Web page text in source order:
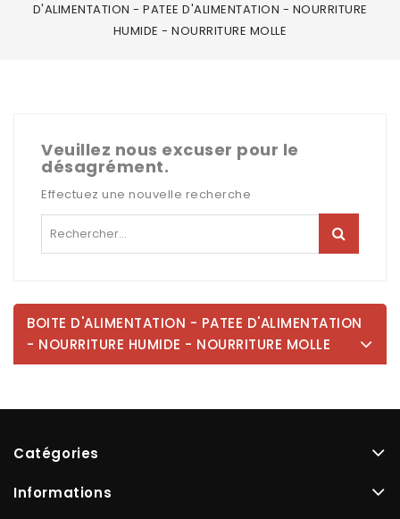
D'ALIMENTATION - PATEE D'ALIMENTATION - NOURRITURE
HUMIDE - NOURRITURE MOLLE
Veuillez nous excuser pour le
désagrément.
Effectuez une nouvelle recherche
BOITE D'ALIMENTATION - PATEE D'ALIMENTATION
- NOURRITURE HUMIDE - NOURRITURE MOLLE
Catégories
Informations